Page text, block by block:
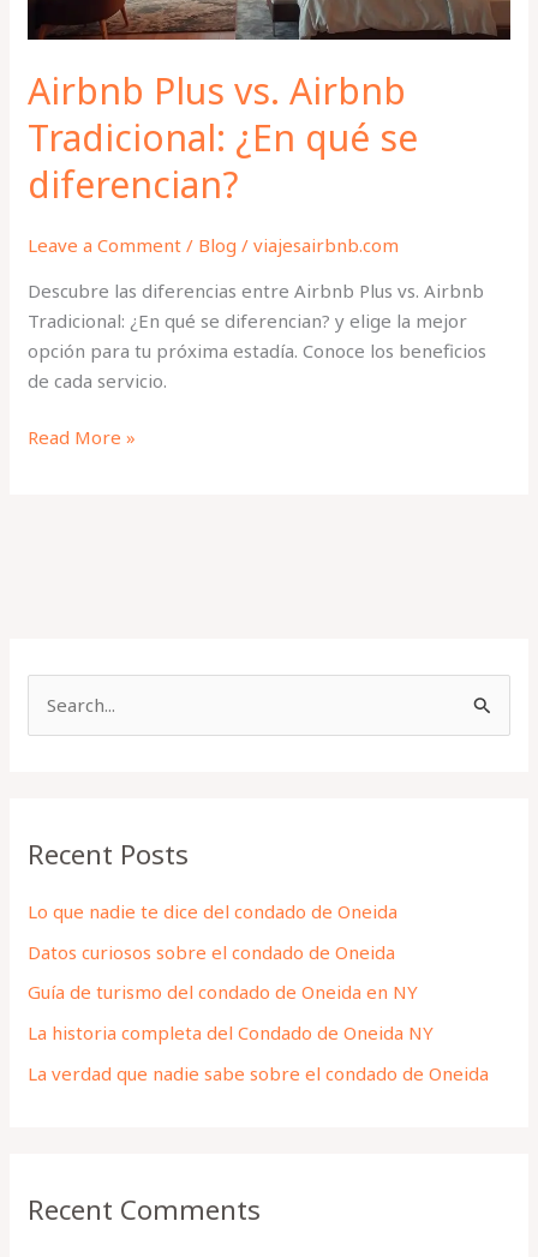
Airbnb Plus vs. Airbnb
Tradicional: ¿En qué se
diferencian?
Leave a Comment / Blog /viajesairbnb.com
Descubre las diferencias entre Airbnb Plus vs. Airbnb
Tradicional: ¿En qué se diferencian? y elige la mejor
opción para tu próxima estadía. Conoce los beneficios
de cada servicio.
diferencian?
Read More »
c
f
o
r
:
Recent Posts
Lo que nadie te dice del condado de Oneida
Datos curiosos sobre el condado de Oneida
Guía de turismo del condado de Oneida en NY
La historia completa del Condado de Oneida NY
La verdad que nadie sabe sobre el condado de Oneida
Recent Comments